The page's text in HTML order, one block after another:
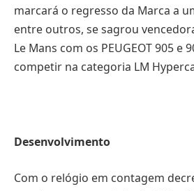
marcará o regresso da Marca a
entre outros, se sagrou
Le Mans com os PEUGEOT 905 e
competir na categoria LM
Desenvolvimento
Com o relógio em contagem